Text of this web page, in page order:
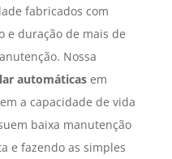
fabricados com
e duração de mais de
Nossa
automáticasem
a capacidade de vida
baixa manutenção
e fazendo as simples